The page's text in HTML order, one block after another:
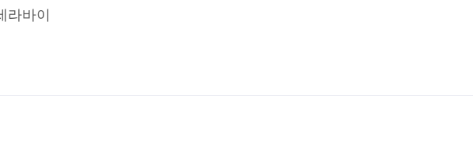
교하기 클릭
라바이